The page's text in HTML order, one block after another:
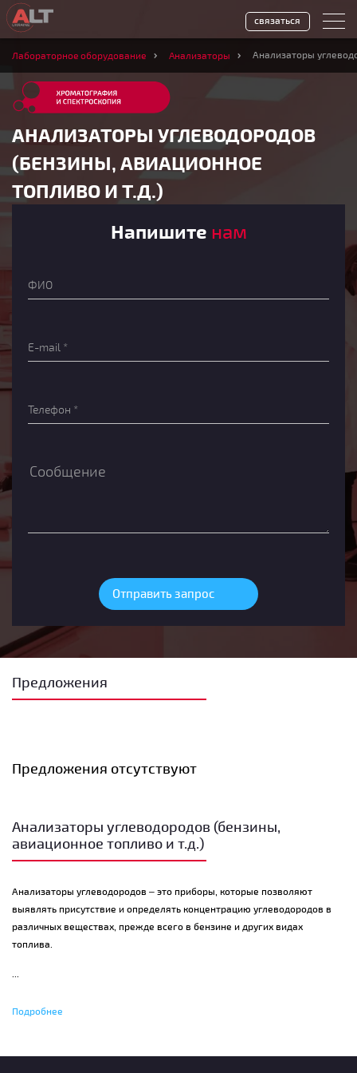
Лабораторное оборудование Анализаторы Анализаторы
АНАЛИЗАТОРЫ УГЛЕВОДОРОДОВ
(БЕНЗИНЫ, АВИАЦИОННОЕ
ТОПЛИВО И Т.Д.)
Напишите нам
связаться
Предложения
Предложения отсутствуют
Анализаторы углеводородов (бензины,
авиационное топливо и т.д.)
Анализаторы углеводородов – это приборы, которые позволяют
выявлять присутствие и определять концентрацию углеводородов в
различных веществах, прежде всего в бензине и других видах
топлива.
Для обнаружения углеводородов применяются несколько различных
Подробнее